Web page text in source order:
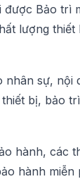
được Bảo trì
lượng thiết
nhân sự, nội
bị, bảo
hành, các
hành miễn